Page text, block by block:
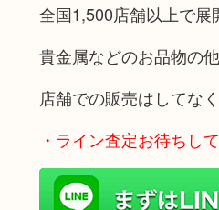
全国1,500店舗以上で展
貴金属などのお品物の
店舗での販売はしてな
・ライン査定お待ちし